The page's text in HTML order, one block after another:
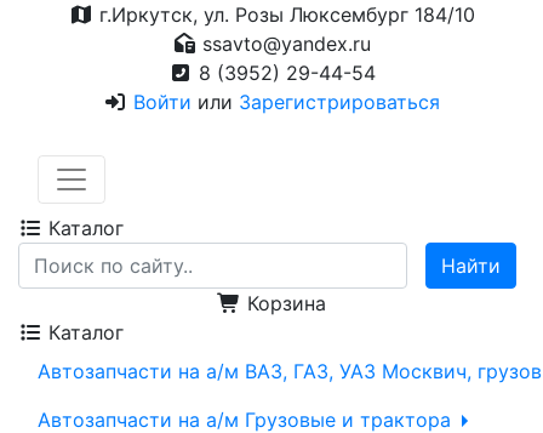
г.Иркутск, ул. Розы Люксембург 184/10
ssavto@yandex.ru
8 (3952) 29-44-54
Войти или Зарегистрироваться
Каталог
Корзина
Каталог
Автозапчасти на а/м ВАЗ, ГАЗ, УАЗ Москвич,
Автозапчасти на а/м Грузовые и трактора